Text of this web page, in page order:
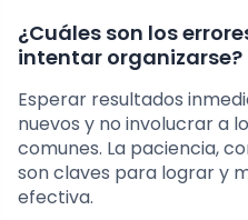
¿Cuáles son los
intentar organizarse?
Esperar resultados
nuevos y no involucrar a
comunes. La paciencia,
son claves para lograr y
efectiva.